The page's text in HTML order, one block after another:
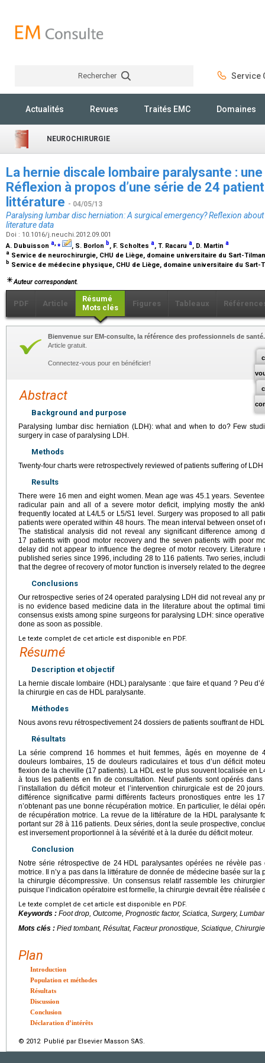
Rechercher Service
Actualités Revues Traités EMC Domaines
NEUROCHIRURGIE
La hernie discale lombaire paralysante :
Réflexion à propos d’une série de 24
littérature - 04/05/13
Paralysing lumbar disc herniation: A surgical emergency? Reflexion
literature data
Doi : 10.1016/j.neuchi.2012.09.001
A. Dubuisson a,⁎ , S. Borlon b, F. Scholtes a, T. Racaru a, D. Martin a
a Service de neurochirurgie, CHU de Liège, domaine universitaire du Sart-
b Service de médecine physique, CHU de Liège, domaine universitaire du Sart-
Auteur correspondant.
PDF Article
Résumé
Mots clés
Figures Tableaux
Bienvenue sur EM-consulte, la référence des professionnels de santé.
Article gratuit.
Connectez-vous pour en bénéficier!
Abstract
Background and purpose
Paralysing lumbar disc herniation (LDH): what and when to do? Few
surgery in case of paralysing LDH.
Methods
Twenty-four charts were retrospectively reviewed of patients suffering of
Results
There were 16 men and eight women. Mean age was 45.1 years.
radicular pain and all of a severe motor deficit, implying mostly the
frequently located at L4/L5 or L5/S1 level. Surgery was proposed to all
patients were operated within 48 hours. The mean interval between onset
The statistical analysis did not reveal any significant difference among
17 patients with good motor recovery and the seven patients with poor
delay did not appear to influence the degree of motor recovery.
published series since 1996, including 28 to 116 patients. Two series,
that the degree of recovery of motor function is inversely related to the
Conclusions
Our retrospective series of 24 operated paralysing LDH did not reveal any
is no evidence based medicine data in the literature about the optimal
consensus exists among spine surgeons for paralysing LDH: since
done as soon as possible.
Le texte complet de cet article est disponible en PDF.
Résumé
Description et objectif
La hernie discale lombaire (HDL) paralysante : que faire et quand ? Peu
la chirurgie en cas de HDL paralysante.
Méthodes
Nous avons revu rétrospectivement 24 dossiers de patients souffrant de
Résultats
La série comprend 16 hommes et huit femmes, âgés en moyenne de
douleurs lombaires, 15 de douleurs radiculaires et tous d’un déficit
flexion de la cheville (17 patients). La HDL est le plus souvent localisée en
à tous les patients en fin de consultation. Neuf patients sont opérés
l’installation du déficit moteur et l’intervention chirurgicale est de 20
différence significative parmi différents facteurs pronostiques entre les
n’obtenant pas une bonne récupération motrice. En particulier, le délai
de récupération motrice. La revue de la littérature de la HDL paralysante
portant sur 28 à 116 patients. Deux séries, dont la seule prospective,
est inversement proportionnel à la sévérité et à la durée du déficit moteur.
Conclusion
Notre série rétrospective de 24 HDL paralysantes opérées ne révèle
motrice. Il n’y a pas dans la littérature de donnée de médecine basée sur
la chirurgie décompressive. Un consensus relatif rassemble les
puisque l’indication opératoire est formelle, la chirurgie devrait être réalisée
Le texte complet de cet article est disponible en PDF.
Keywords : Foot drop, Outcome, Prognostic factor, Sciatica, Surgery,
Mots clés : Pied tombant, Résultat, Facteur pronostique, Sciatique,
Plan
Introduction
Population et méthodes
Résultats
Discussion
Conclusion
Déclaration d’intérêts
© 2012 Publié par Elsevier Masson SAS.